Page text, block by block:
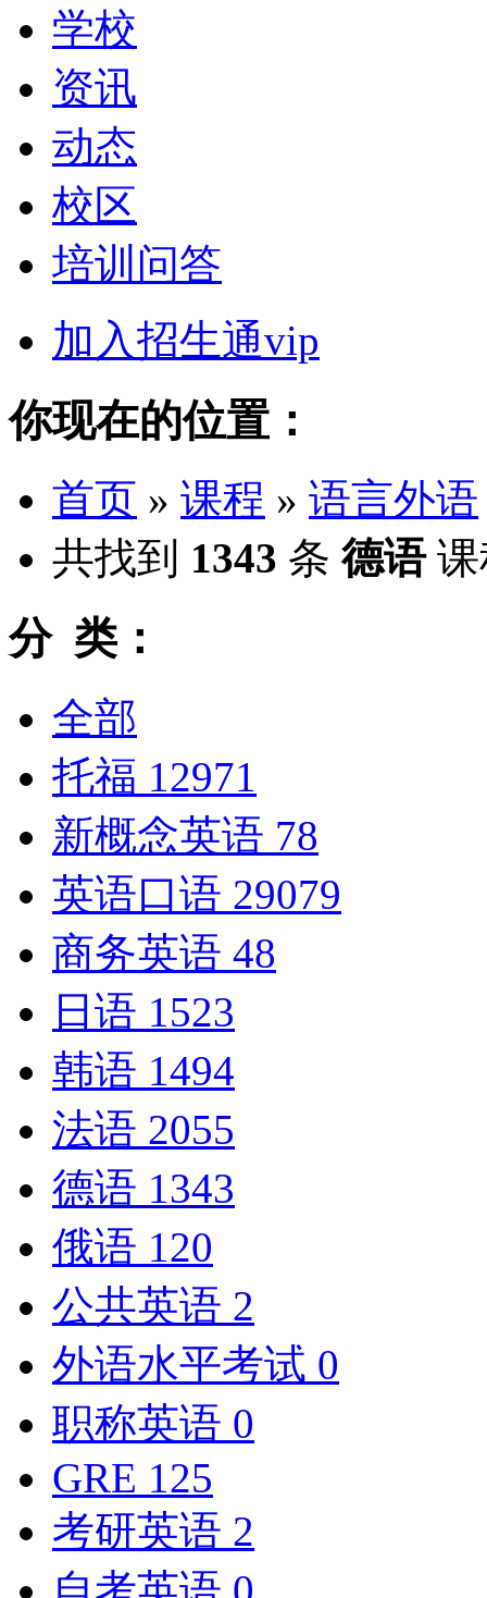
学校
资讯
动态
校区
培训问答
加入招生通vip
你现在的位置：
首页 » 课程 » 语言外语
共找到 1343 条 德语
分 类：
全部
托福 12971
新概念英语 78
英语口语 29079
商务英语 48
日语 1523
韩语 1494
法语 2055
德语 1343
俄语 120
公共英语 2
外语水平考试 0
职称英语 0
GRE 125
考研英语 2